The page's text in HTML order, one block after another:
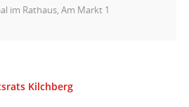
im Rathaus, Am Markt 1
Kilchberg